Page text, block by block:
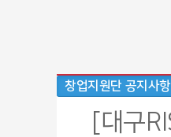
창업지원단 공지사항
[대구